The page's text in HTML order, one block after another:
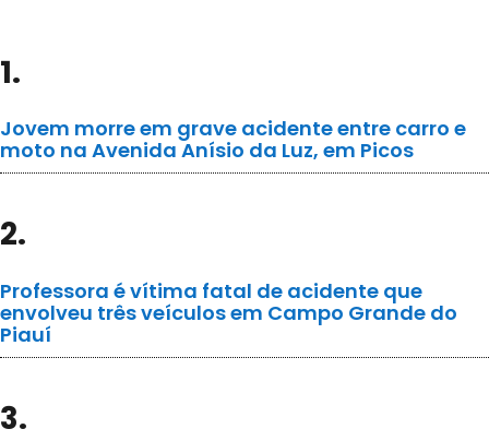
1.
Jovem morre em grave acidente entre carro e
moto na Avenida Anísio da Luz, em Picos
2.
Professora é vítima fatal de acidente que
envolveu três veículos em Campo Grande do
Piauí
3.